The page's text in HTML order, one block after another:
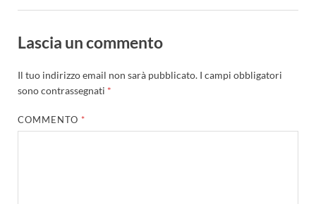
Lascia un commento
Il tuo indirizzo email non sarà pubblicato. I campi obbligatori
sono contrassegnati *
COMMENTO *